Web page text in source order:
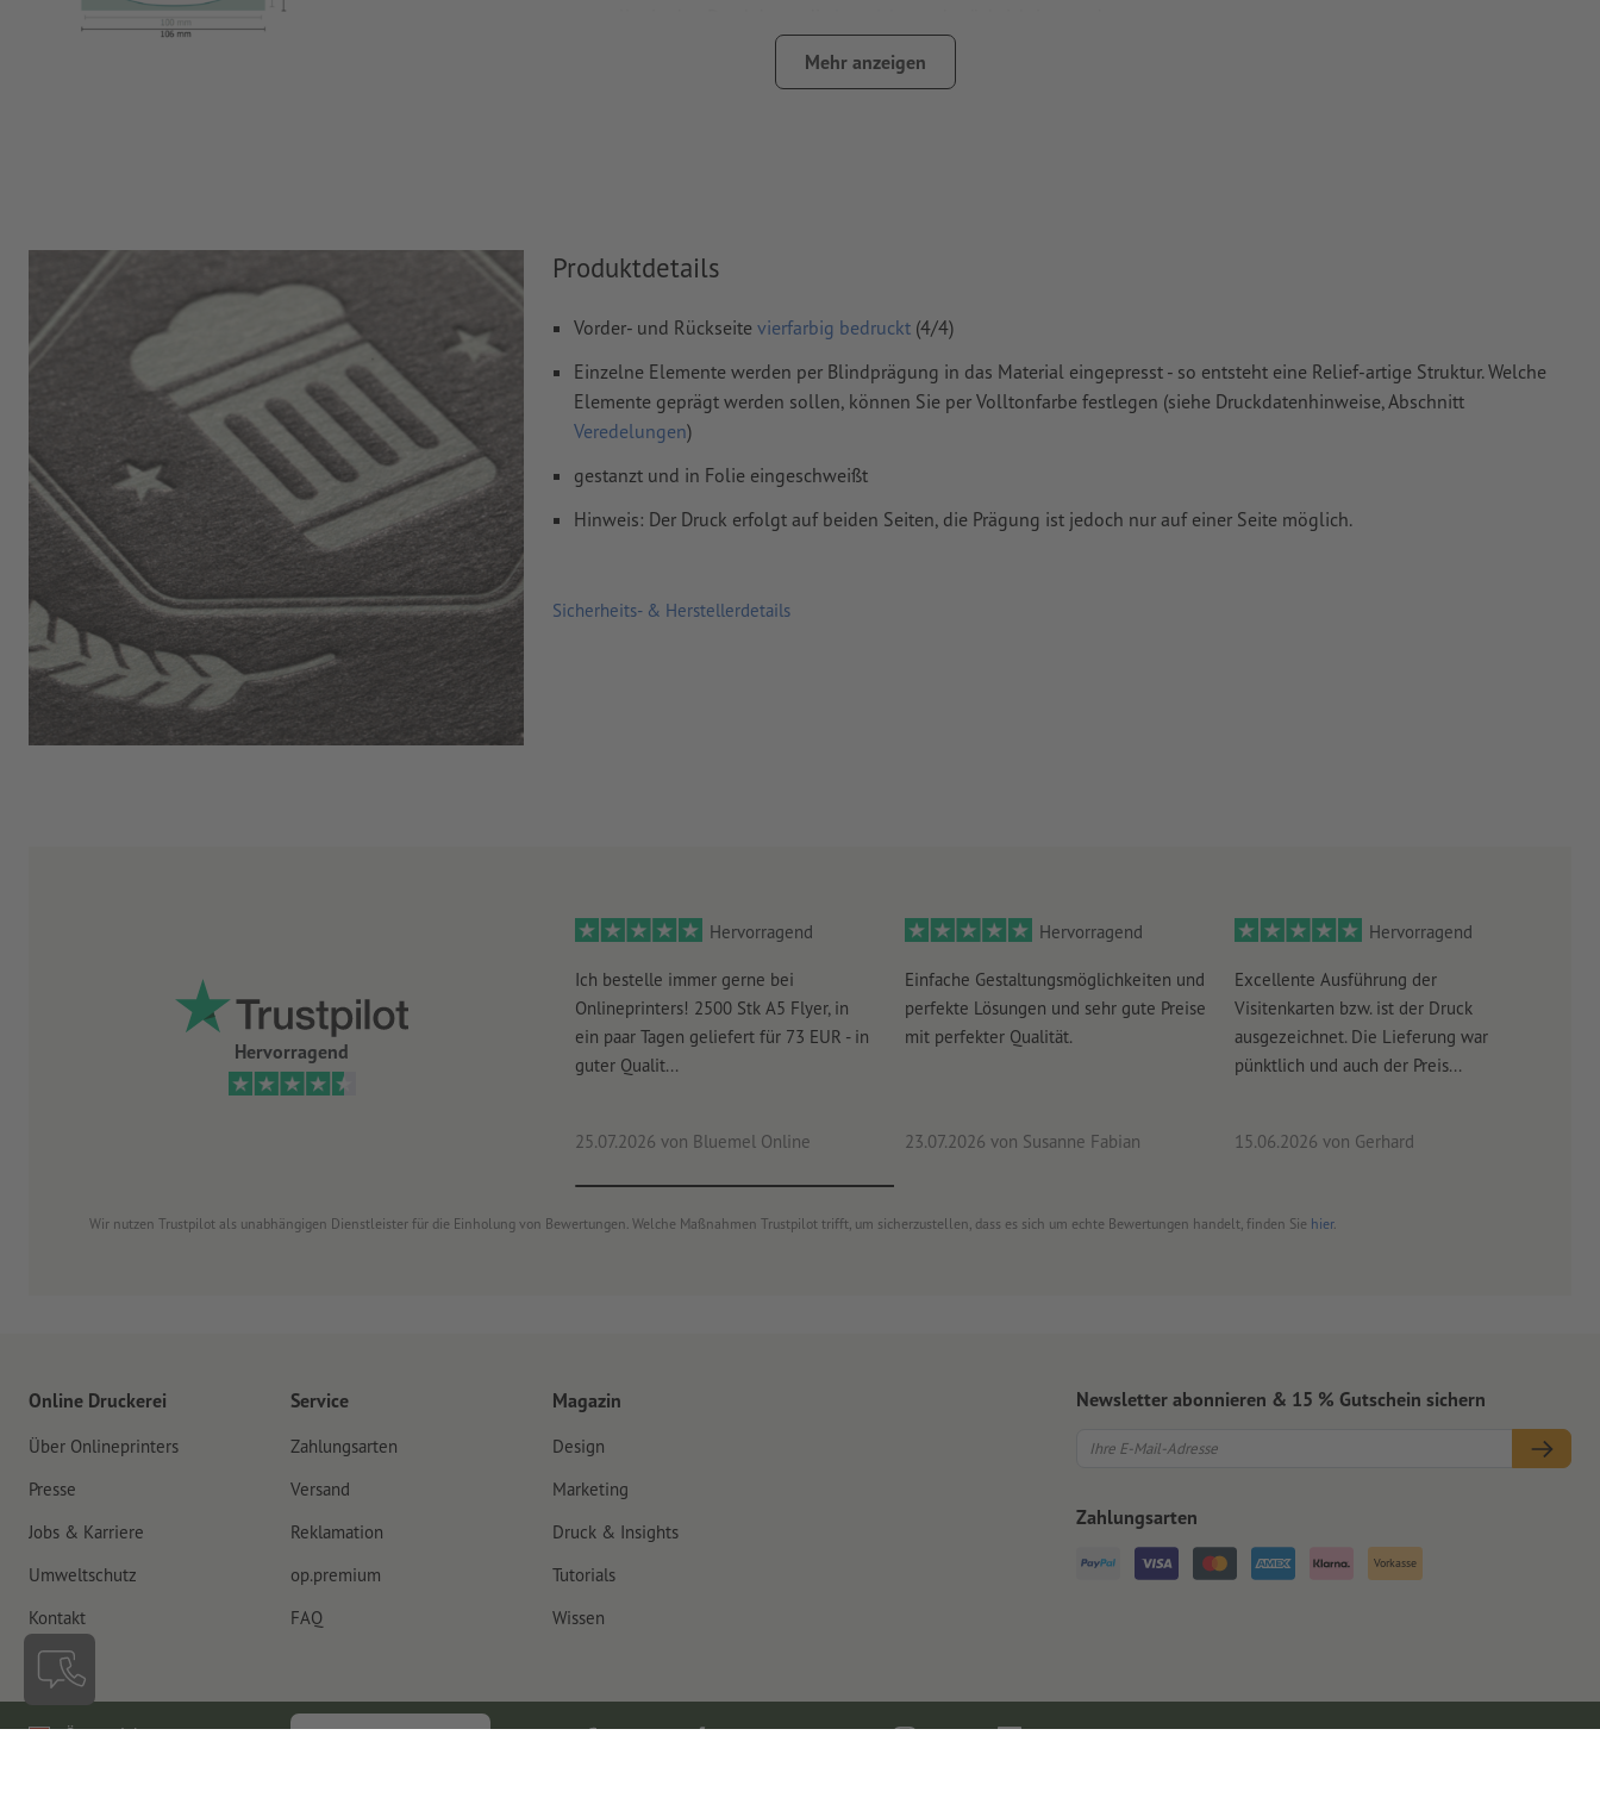
ungestrichene Papiere
Rechtschreib- und Satzfehlerwerden von uns nicht geprüft
Überdruckeneinstellungen werden von uns nicht geprüft
Kommentarewerden gelöscht und nicht gedruckt
Wie lege ich Druckdaten richtig an?
Mehr anzeigen
Produktdetails
Vorder- und Rückseite vierfarbig bedruckt (4/4)
Einzelne Elemente werden per Blindprägung in das Material eingepresst - so entsteht eine Relief-artige Struktur. Welche
Elemente geprägt werden sollen, können Sie per Volltonfarbe festlegen (siehe Druckdatenhinweise, Abschnitt
Veredelungen)
gestanzt und in Folie eingeschweißt
Hinweis: Der Druck erfolgt auf beiden Seiten, die Prägung ist jedoch nur auf einer Seite möglich.
Sicherheits- & Herstellerdetails
Hervorragend
Hervorragend
Ich bestelle immer gerne bei
Onlineprinters! 2500 Stk A5 Flyer, in
ein paar Tagen geliefert für 73 EUR - in
guter Qualit...
25.07.2026 von Bluemel Online
Hervorragend
Einfache Gestaltungsmöglichkeiten und
perfekte Lösungen und sehr gute Preise
mit perfekter Qualität.
23.07.2026 von Susanne Fabian
Hervorragend
Excellente Ausführung der
Visitenkarten bzw. ist der Druck
ausgezeichnet. Die Lieferung war
pünktlich und auch der Preis...
15.06.2026 von Gerhard
Wir nutzen Trustpilot als unabhängigen Dienstleister für die Einholung von Bewertungen. Welche Maßnahmen Trustpilot trifft, um sicherzustellen, dass es sich um echte Bewertungen handelt, finden Sie hier.
Online Druckerei
Über Onlineprinters
Presse
Jobs & Karriere
Umweltschutz
Kontakt
Service
Zahlungsarten
Versand
Reklamation
op.premium
FAQ
Magazin
Design
Marketing
Druck & Insights
Tutorials
Wissen
Newsletter abonnieren & 15 % Gutschein sichern
Zahlungsarten
Vorkasse
Österreich Vertrag widerrufen Impressum AGB Datenschutz